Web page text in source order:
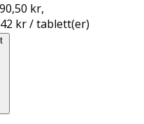
kr,
kr / tablett(er)